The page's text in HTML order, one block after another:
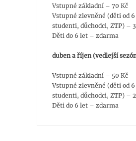
Vstupné základní – 70 Kč
Vstupné zlevněné (děti od 6
studenti, důchodci, ZTP) –
Děti do 6 let – zdarma
duben a říjen (vedlejší
Vstupné základní – 50 Kč
Vstupné zlevněné (děti od 6
studenti, důchodci, ZTP) –
Děti do 6 let – zdarma